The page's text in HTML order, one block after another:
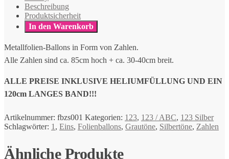
Beschreibung
Produktsicherheit
In den Warenkorb
Metallfolien-Ballons in Form von Zahlen.
Alle Zahlen sind ca. 85cm hoch + ca. 30-40cm breit.
ALLE PREISE INKLUSIVE HELIUMFÜLLUNG UND EIN
120cm LANGES BAND!!!
Artikelnummer: fbzs001 Kategorien: 123, 123 / ABC, 123 Silber
Schlagwörter: 1 , Eins, Folienballons, Grautöne, Silbertöne, Zahlen
Ähnliche Produkte